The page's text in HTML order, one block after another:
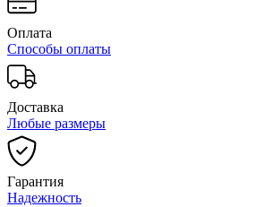
Оплата
Способы оплаты
Доставка
Любые размеры
Гарантия
Надежность